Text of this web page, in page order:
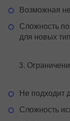
Возможная
Сложность
для новых
Не подходит
Сложность